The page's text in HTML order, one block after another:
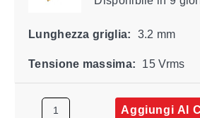
Lunghezza griglia: 3.2 mm
Tensione massima: 15 Vrms
Aggiungi Al